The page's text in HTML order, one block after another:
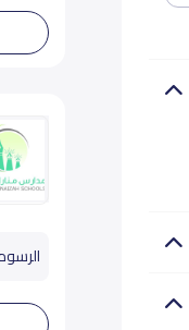
الرسوم